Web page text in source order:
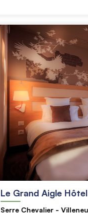
Le Grand Aigle
Serre Chevalier -